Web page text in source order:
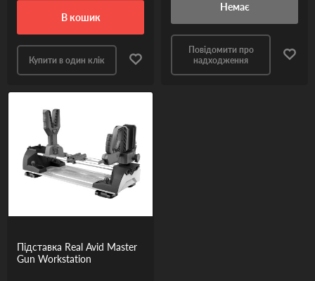
в кошик
Купити в один клік
Немає
Повідомити про
надходження
Підставка Real Avid Master
Gun Workstation